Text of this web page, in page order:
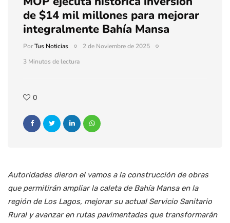
de $14 mil millones para mejorar
integralmente Bahía Mansa
PorTus Noticias
2 de Noviembre de 2025
3 Minutos de lectura
0
Autoridades dieron el vamos a la construcción de obras
que permitirán ampliar la caleta de Bahía Mansa en la
región de Los Lagos, mejorar su actual Servicio Sanitario
Rural y avanzar en rutas pavimentadas que transformarán